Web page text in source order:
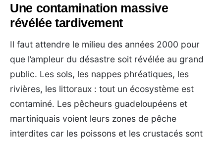
Une contamination massive
révélée tardivement
Il faut attendre le milieu des années 2000 pour
que l’ampleur du désastre soit révélée au grand
public. Les sols, les nappes phréatiques, les
rivières, les littoraux : tout un écosystème est
contaminé. Les pêcheurs guadeloupéens et
martiniquais voient leurs zones de pêche
interdites car les poissons et les crustacés sont